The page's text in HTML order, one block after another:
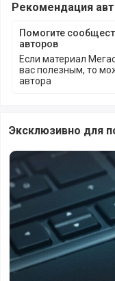
Рекомендация
Помогите
авторов
Если материал
вас полезным, то
автора
Эксклюзивно для